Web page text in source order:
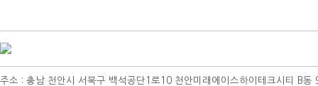
주소 : 충남 천안시 서북구 백석공단1로10 천안미래에이스하이테크시티